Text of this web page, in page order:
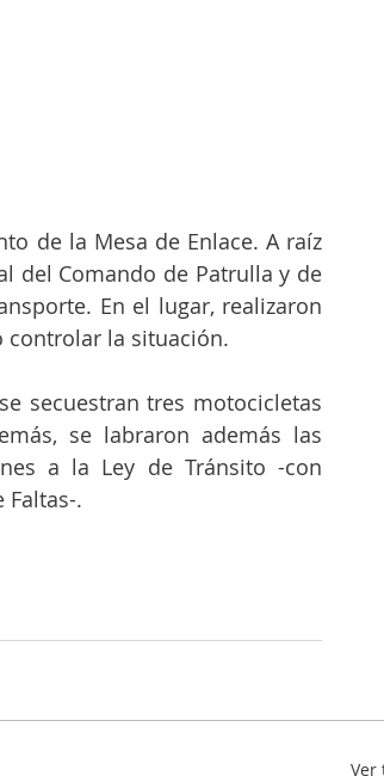
de la Mesa de Enlace. A raíz
del Comando de Patrulla y de
En el lugar, realizaron
la situación.
secuestran tres motocicletas
se labraron además las
a la Ley de Tránsito -con
Faltas-.
Ver